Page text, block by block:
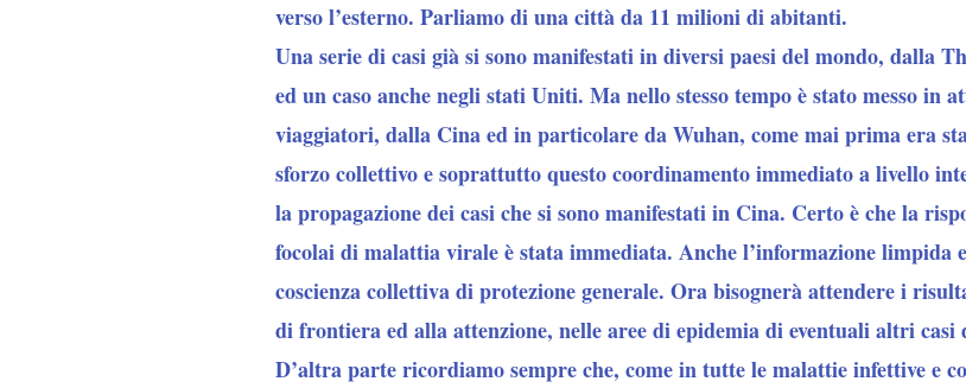
verso l’esterno. Parliamo di una città da 11 milioni di abitanti.
Una serie di casi già si sono manifestati in diversi paesi del mondo, dalla
ed un caso anche negli stati Uniti. Ma nello stesso tempo è stato messo in
viaggiatori, dalla Cina ed in particolare da Wuhan, come mai prima era
sforzo collettivo e soprattutto questo coordinamento immediato a livello
la propagazione dei casi che si sono manifestati in Cina. Certo è che la
focolai di malattia virale è stata immediata. Anche l’informazione limpida
coscienza collettiva di protezione generale. Ora bisognerà attendere i
di frontiera ed alla attenzione, nelle aree di epidemia di eventuali altri
D’altra parte ricordiamo sempre che, come in tutte le malattie infettive e